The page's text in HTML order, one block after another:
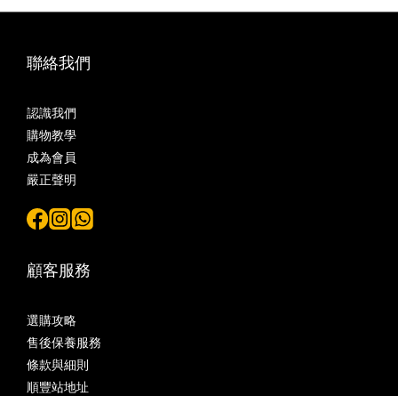
聯絡我們
認識我們
購物教學
成為會員
嚴正聲明
顧客服務
選購攻略
售後保養服務
條款與細則
順豐站地址